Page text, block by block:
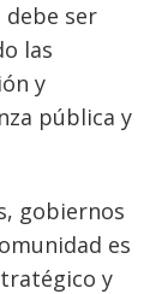
debe ser
las
y
pública y
gobiernos
es
y